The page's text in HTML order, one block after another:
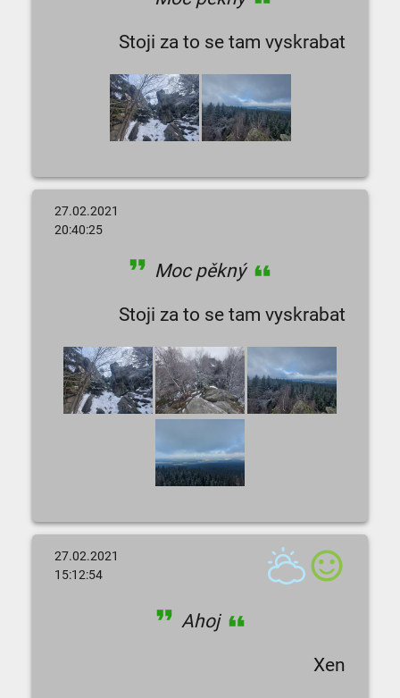
Stoji za to se tam vyskrabat
27.02.2021
20:40:25
Moc pěkný
Stoji za to se tam vyskrabat
27.02.2021
15:12:54
Ahoj
Xen